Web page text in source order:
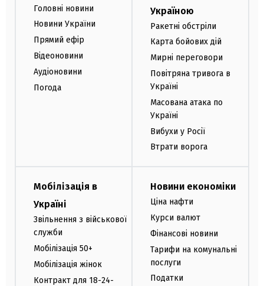
Головні новини
Новини України
Прямий ефір
Відеоновини
Аудіоновини
Погода
Україною
Ракетні обстріли
Карта бойових дій
Мирні переговори
Повітряна тривога в
Україні
Масована атака по
Україні
Вибухи у Росії
Втрати ворога
Мобілізація в
Україні
Звільнення з військової
служби
Мобілізація 50+
Мобілізація жінок
Контракт для 18-24-
Новини економіки
Ціна нафти
Курси валют
Фінансові новини
Тарифи на комунальні
послуги
Податки